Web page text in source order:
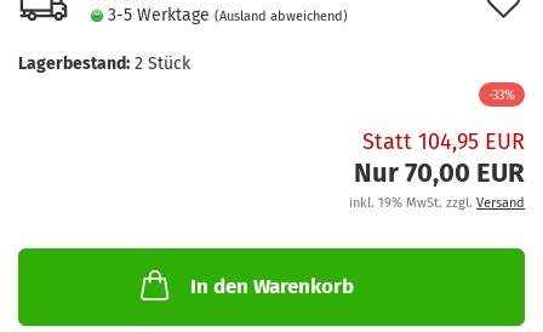
3-5 Werktage (Ausland abweichend)
Lagerbestand: 2 Stück
-33%
Statt 104,95 EUR
Nur 70,00 EUR
inkl. 19% MwSt. zzgl. Versand
In den Warenkorb